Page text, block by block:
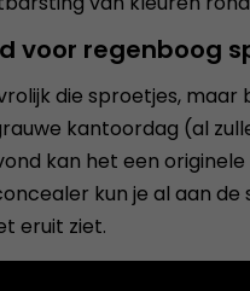
voor regenboog
die sproetjes,
kantoordag (al
kan het een
kun je al aan de
eruit ziet.